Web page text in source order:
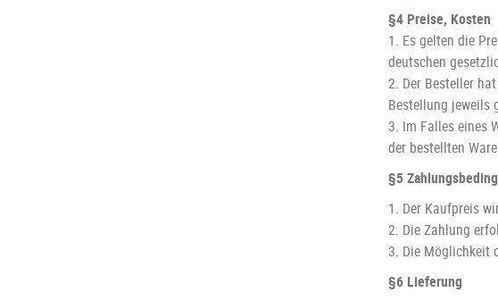
§4 Preise, Kosten
1. Es gelten die
deutschen
2. Der Besteller
Bestellung jeweils
3. Im Falles eines
der bestellten
§5
1. Der Kaufpreis
2. Die Zahlung
3. Die Möglichkeit
§6 Lieferung